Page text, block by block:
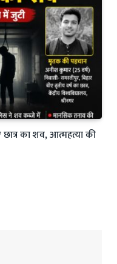
का शव, आत्महत्या की